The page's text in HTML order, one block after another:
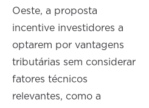
Oeste, a proposta
incentive investidores a
optarem por vantagens
tributárias sem considerar
fatores técnicos
relevantes, como a